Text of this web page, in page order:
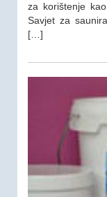
za korištenje
Savjet za
[…]